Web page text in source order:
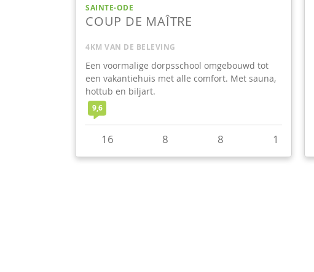
SAINTE-ODE
COUP DE MAÎTRE
4KM VAN DE BELEVING
Een voormalige dorpsschool omgebouwd tot
een vakantiehuis met alle comfort. Met sauna,
hottub en biljart.
9,6
16 8 8 1